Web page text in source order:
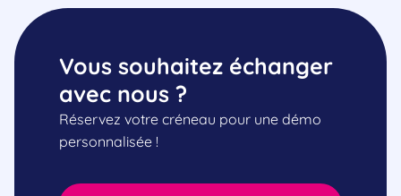
Vous souhaitez échanger
avec nous ?
Réservez votre créneau pour une démo
personnalisée !